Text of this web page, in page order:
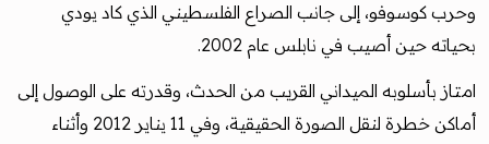
وحرب كوسوفو، إلى جانب الصراع الفلسطيني الذي كاد يودي
بحياته حين أصيب في نابلس عام 2002.
امتاز بأسلوبه الميداني القريب من الحدث، وقدرته على الوصول إلى
أماكن خطرة لنقل الصورة الحقيقية، وفي 11 يناير 2012 وأثناء